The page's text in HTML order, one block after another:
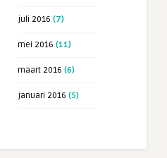
juli 2016 (7)
mei 2016 (11)
maart 2016 (6)
januari 2016 (5)